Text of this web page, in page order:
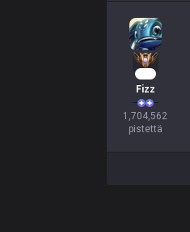
Fizz
1,704,562
pistettä